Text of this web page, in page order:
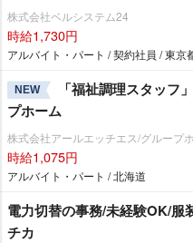
株式会社ベルシステム24
時給1,730円
アルバイト・パート / 契約社員 / 東京
NEW
「福祉調理スタッフ
プホーム
株式会社アールエッチエス/グループ
時給1,075円
アルバイト・パート / 北海道
電力切替の事務/未経験OK/服
チカ